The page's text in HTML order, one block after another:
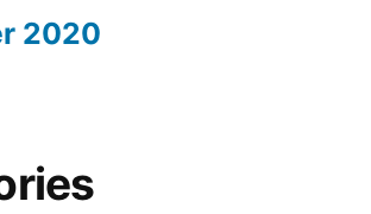
2020